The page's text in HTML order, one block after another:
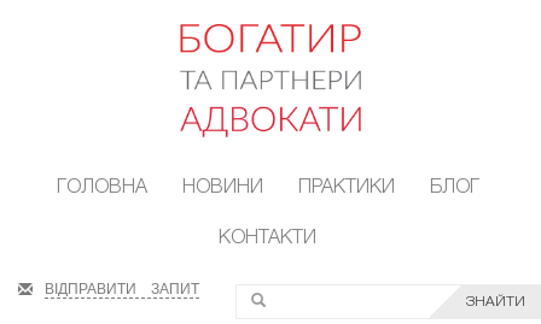
ГОЛОВНА НОВИНИ ПРАКТИКИ БЛОГ
КОНТАКТИ
ВІДПРАВИТИ ЗАПИТ
ЗНАЙТИ